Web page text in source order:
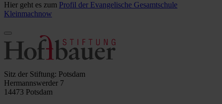
Hier geht es zum Profil der Evangelische Gesamtschule
Kleinmachnow
Sitz der Stiftung: Potsdam
Hermannswerder 7
14473 Potsdam